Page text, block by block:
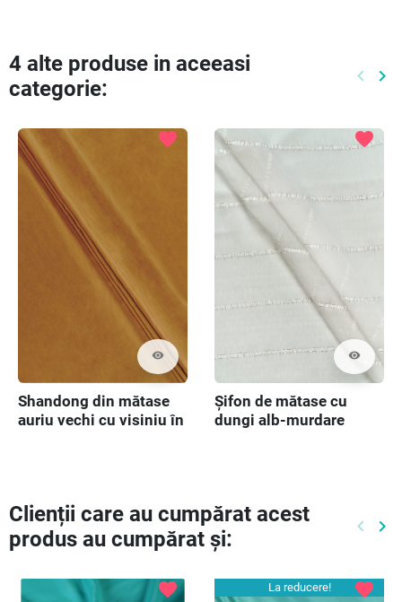
4 alte produse in aceeasi
categorie:
keyboard_arrow_left keyboard_arrow_right
visibility
favorite
Shandong din mătase
auriu vechi cu visiniu în
visibility
favorite
Șifon de mătase cu
dungi alb-murdare
Clienții care au cumpărat acest
produs au cumpărat și:
keyboard_arrow_left keyboard_arrow_right
favorite
La reducere!
favorite